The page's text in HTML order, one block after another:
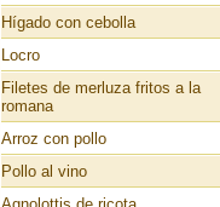
Hígado con cebolla
Locro
Filetes de merluza fritos a la
romana
Arroz con pollo
Pollo al vino